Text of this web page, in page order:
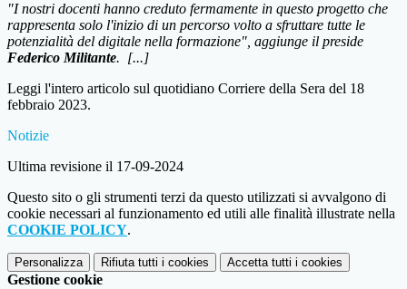
"I nostri docenti hanno creduto fermamente in questo progetto che
rappresenta solo l'inizio di un percorso volto a sfruttare tutte le
potenzialità del digitale nella formazione", aggiunge il preside
Federico Militante. [...]
Leggi l'intero articolo sul quotidiano Corriere della Sera del 18
febbraio 2023.
Notizie
Ultima revisione il 17-09-2024
Questo sito o gli strumenti terzi da questo utilizzati si avvalgono di
cookie necessari al funzionamento ed utili alle finalità illustrate nella
COOKIE POLICY.
Personalizza Rifiuta tutti i cookies Accetta tutti i cookies
Gestione cookie